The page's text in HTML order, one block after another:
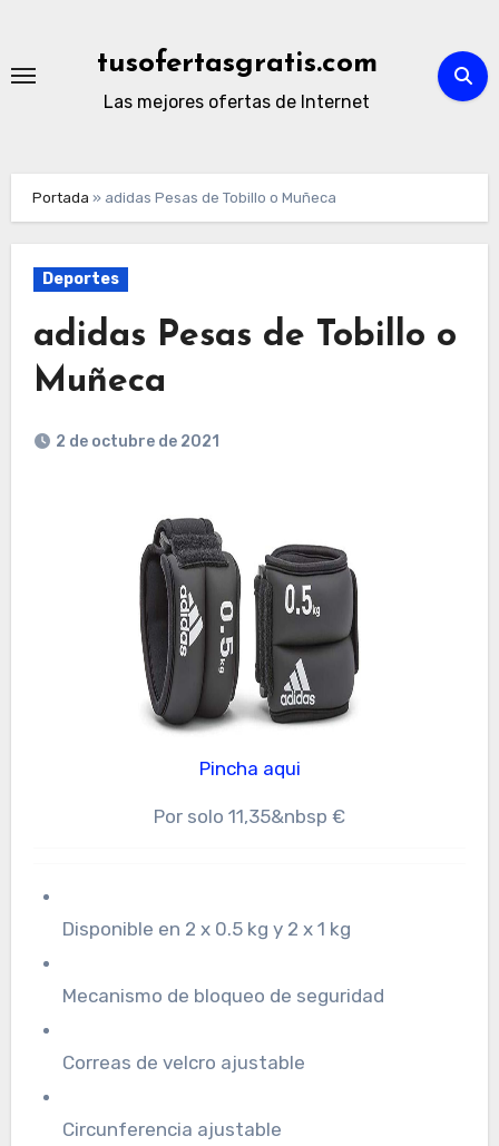
contenido
tusofertasgratis.com
Las mejores ofertas de Internet
Portada » adidas Pesas de Tobillo o Muñeca
Deportes
adidas Pesas de Tobillo o
Muñeca
2 de octubre de 2021
Pincha aqui
Por solo 11,35&nbsp €
Disponible en 2 x 0.5 kg y 2 x 1 kg
Mecanismo de bloqueo de seguridad
Correas de velcro ajustable
Circunferencia ajustable